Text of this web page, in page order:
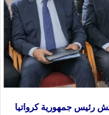
رئيس جمهورية كرواتيا